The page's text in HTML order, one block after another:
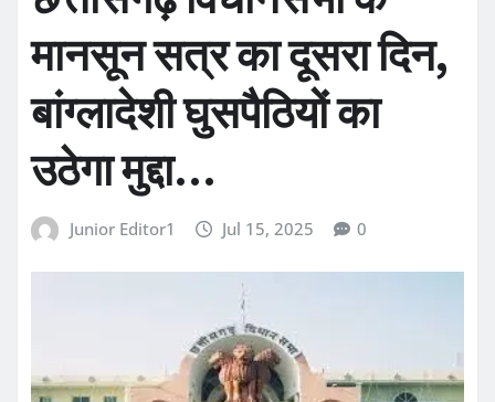
मानसून सत्र का दूसरा दिन,
बांग्लादेशी घुसपैठियों का
उठेगा मुद्दा…
Junior Editor1 Jul 15, 2025 0